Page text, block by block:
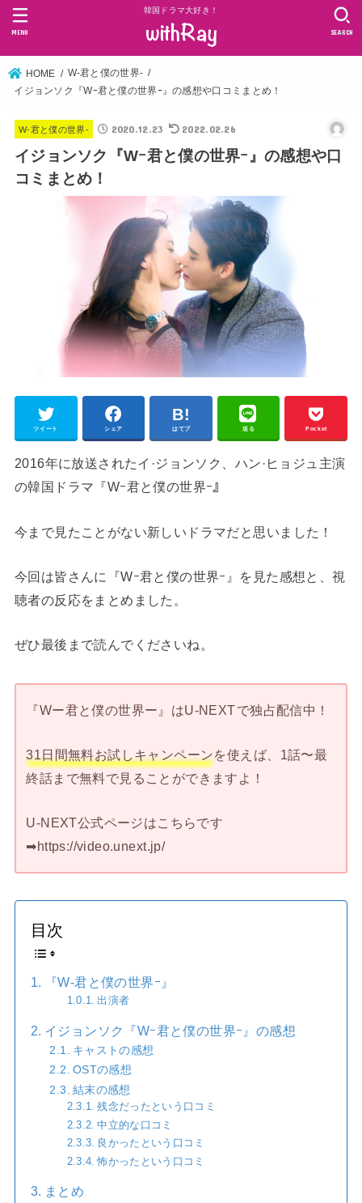
韓国ドラマ大好き！
SEARCH
MENU
HOME
W-君と僕の世界-
イジョンソク『Wｰ君と僕の世界ｰ』の感想や口コミまとめ！
W-君と僕の世界- 2020.12.23 2022.02.26
イジョンソク『Wｰ君と僕の世界ｰ』の感想や口
コミまとめ！
ツイート シェア はてブ 送る Pocket
2016年に放送されたイ·ジョンソク、ハン·ヒョジュ主演
の韓国ドラマ『Wｰ君と僕の世界ｰ』
今まで見たことがない新しいドラマだと思いました！
今回は皆さんに『Wｰ君と僕の世界ｰ』を見た感想と、視
聴者の反応をまとめました。
ぜひ最後まで読んでくださいね。
『Wー君と僕の世界ー』はU-NEXTで独占配信中！
31日間無料お試しキャンペーンを使えば、1話〜最
終話まで無料で見ることができますよ！
U-NEXT公式ページはこちらです
➡︎https://video.unext.jp/
目次
『W-君と僕の世界ｰ』
出演者
イジョンソク『Wｰ君と僕の世界ｰ』の感想
キャストの感想
OSTの感想
結末の感想
残念だったという口コミ
中立的な口コミ
良かったという口コミ
怖かったという口コミ
まとめ